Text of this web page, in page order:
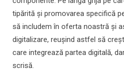
tipărită și promovarea specifică
să includem în oferta noastră și
digitalizare, reușind astfel să
care integrează partea digitală,
scrisă.